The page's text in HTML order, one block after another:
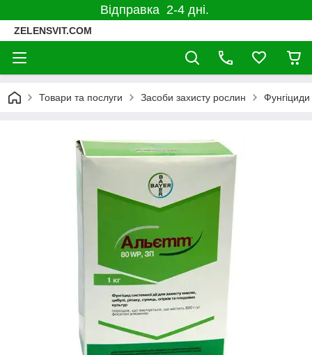
Відправка 2-4 дні.
ZELENSVIT.COM
Товари та послуги Засоби захисту рослин Фунгіциди